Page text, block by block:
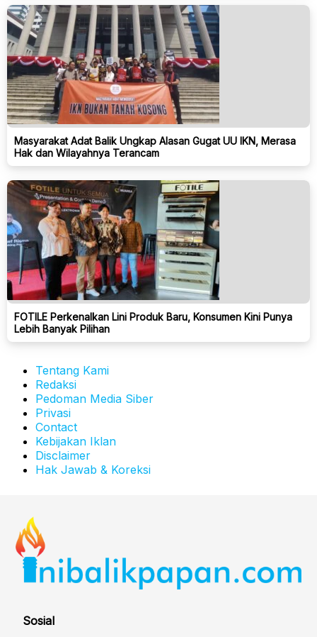
Masyarakat Adat Balik Ungkap Alasan Gugat UU IKN, Merasa
Hak dan Wilayahnya Terancam
FOTILE Perkenalkan Lini Produk Baru, Konsumen Kini Punya
Lebih Banyak Pilihan
Tentang Kami
Redaksi
Pedoman Media Siber
Privasi
Contact
Kebijakan Iklan
Disclaimer
Hak Jawab & Koreksi
Sosial